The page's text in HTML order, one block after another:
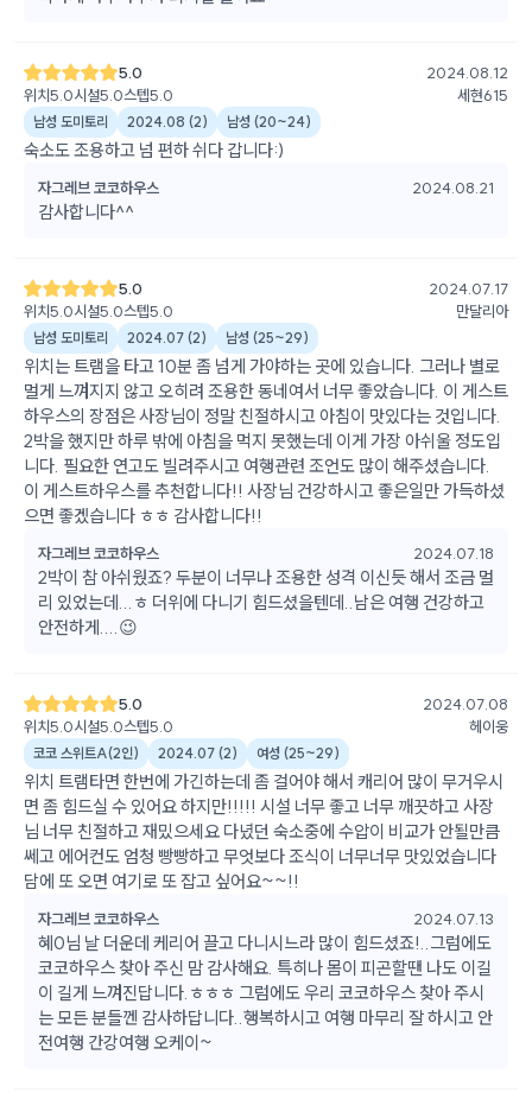
5.0
위치5.0시설5.0스텝5.0
2024.08.12
세현615
남성 도미토리 2024.08 (2) 남성 (20~24)
숙소도 조용하고 넘 편하 쉬다 갑니다:)
자그레브 코코하우스 2024.08.21
감사합니다^^
5.0
위치5.0시설5.0스텝5.0
2024.07.17
만달리아
남성 도미토리 2024.07 (2) 남성 (25~29)
위치는 트램을 타고 10분 좀 넘게 가야하는 곳에 있습니다. 그러나 별로
멀게 느껴지지 않고 오히려 조용한 동네여서 너무 좋았습니다. 이 게스트
하우스의 장점은 사장님이 정말 친절하시고 아침이 맛있다는 것입니다.
2박을 했지만 하루 밖에 아침을 먹지 못했는데 이게 가장 아쉬울 정도입
니다. 필요한 연고도 빌려주시고 여행관련 조언도 많이 해주셨습니다.
이 게스트하우스를 추천합니다!! 사장님 건강하시고 좋은일만 가득하셨
으면 좋겠습니다 ㅎㅎ 감사합니다!!
자그레브 코코하우스 2024.07.18
2박이 참 아쉬웠죠? 두분이 너무나 조용한 성격 이신듯 해서 조금 멀
리 있었는데...ㅎ 더위에 다니기 힘드셨을텐데..남은 여행 건강하고
안전하게....😉
5.0
위치5.0시설5.0스텝5.0
2024.07.08
헤이웅
코코 스위트A(2인) 2024.07 (2) 여성 (25~29)
위치 트램타면 한번에 가긴하는데 좀 걸어야 해서 캐리어 많이 무거우시
면 좀 힘드실 수 있어요 하지만!!!!! 시설 너무 좋고 너무 깨끗하고 사장
님 너무 친절하고 재밌으세요 다녔던 숙소중에 수압이 비교가 안될만큼
쎄고 에어컨도 엄청 빵빵하고 무엇보다 조식이 너무너무 맛있었습니다
담에 또 오면 여기로 또 잡고 싶어요~~!!
자그레브 코코하우스 2024.07.13
혜0님 날 더운데 케리어 끌고 다니시느라 많이 힘드셨죠!..그럼에도
코코하우스 찾아 주신 맘 감사해요. 특히나 몸이 피곤할땐 나도 이길
이 길게 느껴진답니다.ㅎㅎㅎ 그럼에도 우리 코코하우스 찾아 주시
는 모든 분들껜 감사하답니다..행복하시고 여행 마무리 잘 하시고 안
전여행 간강여행 오케이~